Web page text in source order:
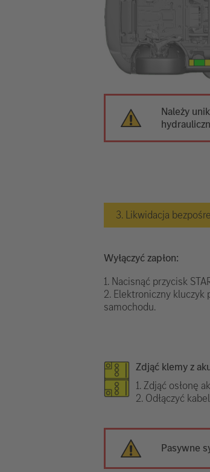
Należy
3. Likwidacja
Wyłączyć zapłon:
1. Nacisnąć przycisk
2. Elektroniczny kluczyk
samochodu.
Zdjąć klemy z
1. Zdjąć osłonę
2. Odłączyć
Pasywne